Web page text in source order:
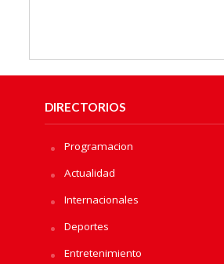
DIRECTORIOS
Programacion
Actualidad
Internacionales
Deportes
Entretenimiento